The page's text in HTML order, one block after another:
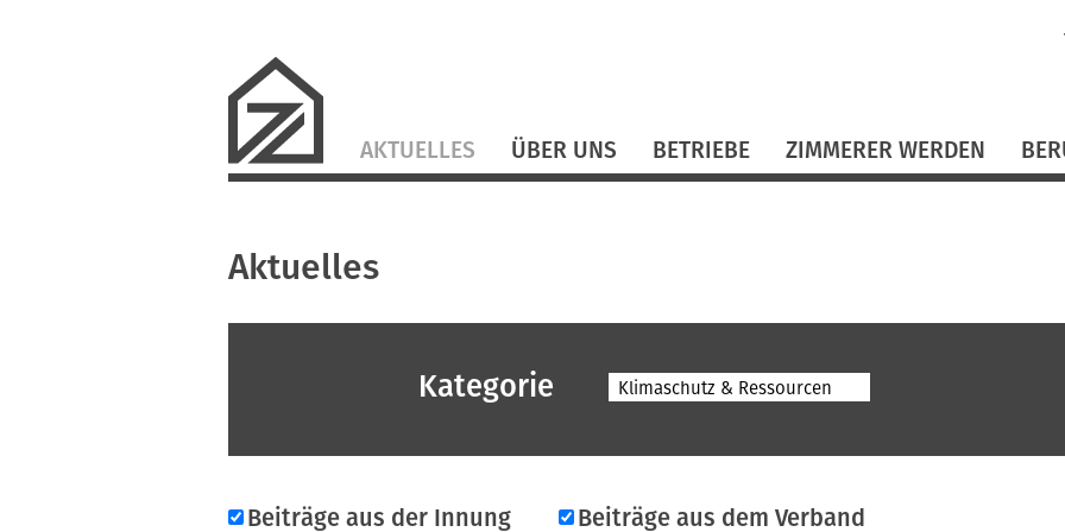
überspringen
AKTUELLES ÜBER UNS BETRIEBE ZIMMERER WERDEN
Aktuelles
Kategorie Klimaschutz & Ressourcen
Beiträge aus der Innung Beiträge aus dem Verband